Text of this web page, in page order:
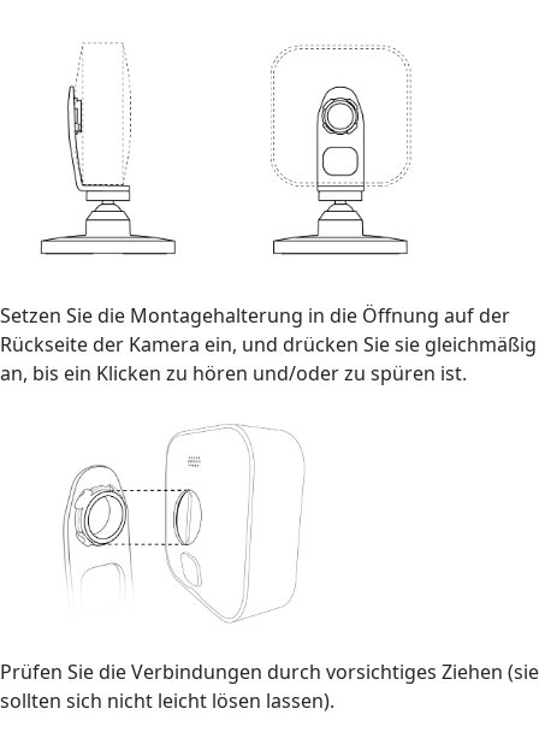
Setzen Sie die Montagehalterung in die Öffnung auf der
Rückseite der Kamera ein, und drücken Sie sie gleichmäßig
an, bis ein Klicken zu hören und/oder zu spüren ist.
Prüfen Sie die Verbindungen durch vorsichtiges Ziehen (sie
sollten sich nicht leicht lösen lassen).